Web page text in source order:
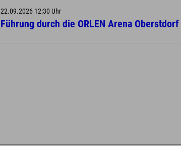
22.09.2026 12:30 Uhr
Führung durch die ORLEN Arena Oberstdorf